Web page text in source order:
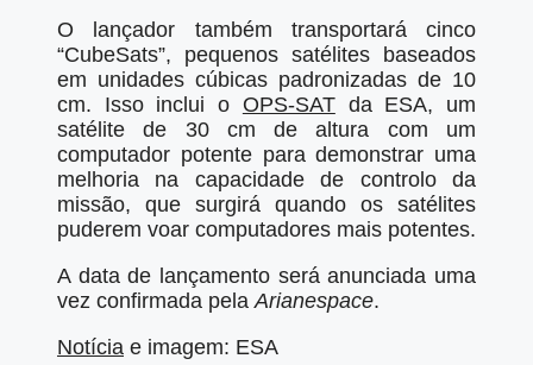
O lançador também transportará cinco
“CubeSats”, pequenos satélites baseados
em unidades cúbicas padronizadas de 10
cm. Isso inclui o OPS-SATda ESA, um
satélite de 30 cm de altura com um
computador potente para demonstrar uma
melhoria na capacidade de controlo da
missão, que surgirá quando os satélites
puderem voar computadores mais potentes.
A data de lançamento será anunciada uma
vez confirmada pelaArianespace.
Notícia e imagem: ESA